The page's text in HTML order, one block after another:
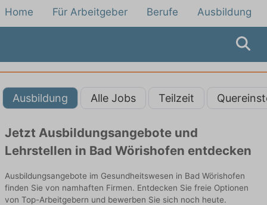
Home Für Arbeitgeber Berufe Ausbildung
Ausbildung Alle Jobs Teilzeit
Jetzt Ausbildungsangebote und
Lehrstellen in Bad Wörishofen entdecken
Ausbildungsangebote im Gesundheitswesen in Bad Wörishofen
finden Sie von namhaften Firmen. Entdecken Sie freie Optionen
von Top-Arbeitgebern und bewerben Sie sich noch heute.